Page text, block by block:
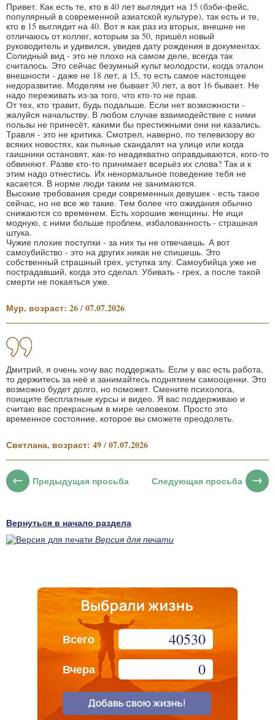
Привет. Как есть те, кто в 40 лет выглядит на 15 (бэби-фейс,
популярный в современной азиатской культуре), так есть и те,
кто в 15 выглядит на 40. Вот я как раз из вторых, внешне не
отличаюсь от коллег, которым за 50, пришёл новый
руководитель и удивился, увидев дату рождения в документах.
Солидный вид - это не плохо на самом деле, всегда так
считалось. Это сейчас безумный культ молодости, когда эталон
внешности - даже не 18 лет, а 15, то есть самое настоящее
недоразвитие. Моделям не бывает 30 лет, а вот 16 бывает. Не
надо переживать из-за того, что кто-то не прав.
От тех, кто травит, будь подальше. Если нет возможности -
жалуйся начальству. В любом случае взаимодействие с ними
пользы не принесёт, какими бы престижными они ни казались.
Травля - это не критика. Смотрел, наверно, по телевизору во
всяких новостях, как пьяные скандалят на улице или когда
гаишники остановят, как-то неадекватно оправдываются, кого-то
обвиняют. Разве кто-то принимает всерьёз их слова? Так и к
этим надо отнестись. Их ненормальное поведение тебя не
касается. В норме люди таким не занимаются.
Высокие требования среди современных девушек - есть такое
сейчас, но не все же такие. Тем более что ожидания обычно
снижаются со временем. Есть хорошие женщины. Не ищи
модную, с ними больше проблем, избалованность - страшная
штука.
Чужие плохие поступки - за них ты не отвечаешь. А вот
самоубийство - это на других никак не спишешь. Это
собственный страшный грех, уступка злу. Самоубийца уже не
пострадавший, когда это сделал. Убивать - грех, а после такой
смерти не покаяться уже.
Мур, возраст: 26 / 07.07.2026
Дмитрий, я очень хочу вас поддержать. Если у вас есть работа,
то держитесь за неё и занимайтесь поднятием самооценки. Это
возможно будет долго, но поможет. Смените психолога,
поищите бесплатные курсы и видео. Я вас поддерживаю и
считаю вас прекрасным в мире человеком. Просто это
временное состояние, которое вы сможете преодолеть.
Светлана, возраст: 49 / 07.07.2026
Предыдущая просьба Следующая просьба
Вернуться в начало раздела
Версия для печати
Всего 40530
Вчера 0